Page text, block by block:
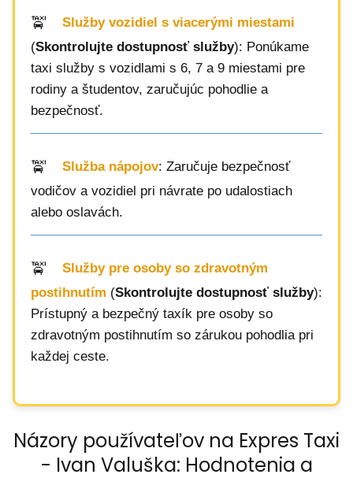
Služby vozidiel s viacerými miestami
(Skontrolujte dostupnosť služby): Ponúkame
taxi služby s vozidlami s 6, 7 a 9 miestami pre
rodiny a študentov, zaručujúc pohodlie a
bezpečnosť.
Služba nápojov: Zaručuje bezpečnosť
vodičov a vozidiel pri návrate po udalostiach
alebo oslavách.
Služby pre osoby so zdravotným
postihnutím (Skontrolujte dostupnosť služby):
Prístupný a bezpečný taxík pre osoby so
zdravotným postihnutím so zárukou pohodlia pri
každej ceste.
Názory používateľov na Expres Taxi
- Ivan Valuška: Hodnotenia a